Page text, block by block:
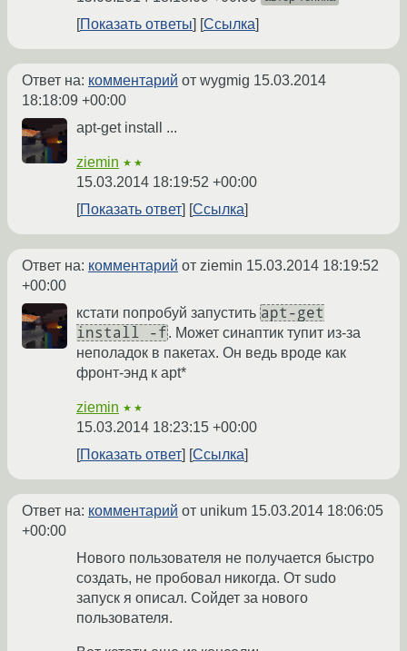
Показать ответы Ссылка
Ответ на: комментарий от wygmig 15.03.2014
18:18:09 +00:00
apt-get install ...
ziemin ★★
15.03.2014 18:19:52 +00:00
Показать ответ
Ссылка
Ответ на: комментарий от ziemin 15.03.2014 18:19:52
+00:00
кстати попробуй запустить apt-get
install -f. Может синаптик тупит из-за
неполадок в пакетах. Он ведь вроде как
фронт-энд к apt*
ziemin ★★
15.03.2014 18:23:15 +00:00
Показать ответ
Ссылка
Ответ на: комментарий от unikum 15.03.2014 18:06:05
+00:00
Нового пользователя не получается быстро
создать, не пробовал никогда. От sudo
запуск я описал. Сойдет за нового
пользователя.